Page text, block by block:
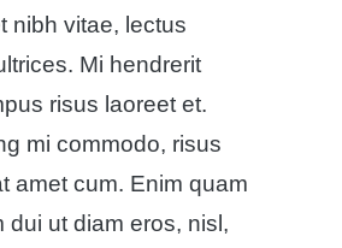
nibh vitae, lectus
Mi hendrerit
risus laoreet et.
mi commodo, risus
amet cum. Enim quam
dui ut diam eros, nisl,